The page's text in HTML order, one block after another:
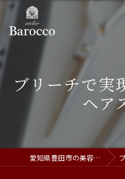
ブリーチで実
ヘア
愛知県豊田市の美容室ならatelier Barocco ブログ